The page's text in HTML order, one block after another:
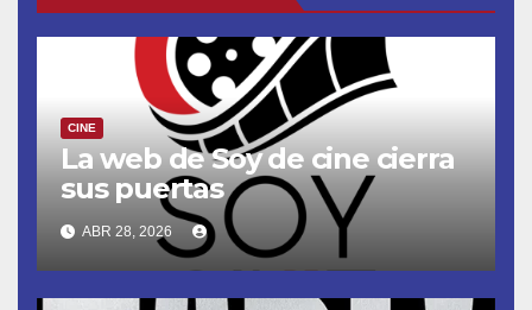
CINE
La web de Soy de cine cierra
sus puertas
ABR 28, 2026